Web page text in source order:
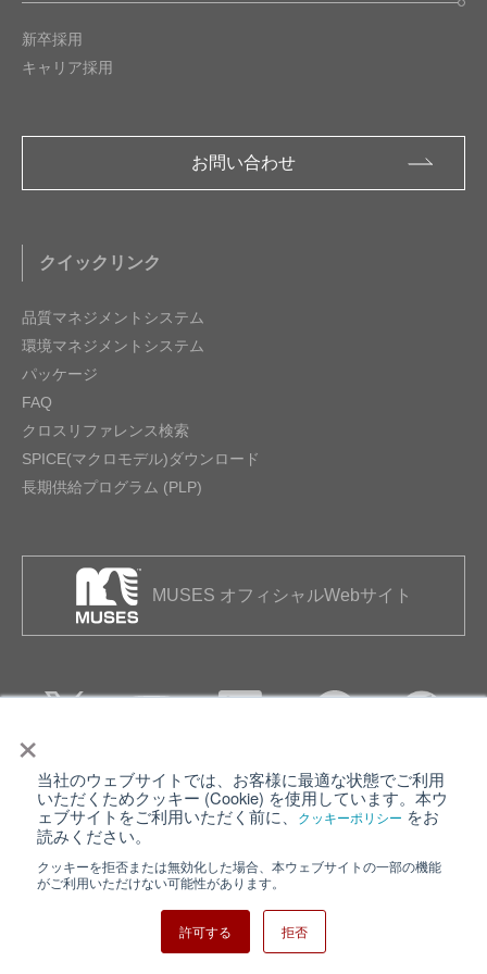
×
当社のウェブサイトでは、お客様に最適な状態でご利用
いただくためクッキー (Cookie) を使用しています。本ウ
ェブサイトをご利用いただく前に、
クッキーポリシー をお
読みください。
クッキーを拒否または無効化した場合、本ウェブサイトの一部の機能
がご利用いただけない可能性があります。
許可する 拒否
新卒採用
キャリア採用
お問い合わせ
クイックリンク
品質マネジメントシステム
環境マネジメントシステム
パッケージ
FAQ
クロスリファレンス検索
SPICE(マクロモデル)ダウンロード
長期供給プログラム (PLP)
MUSES オフィシャルWebサイト
個人情報保護について ウェブサイト利用規約
クッキーポリシー
日清紡ホールディングス
Copyright ⓒ Nisshinbo Micro Devices Inc. All Rights Reserved.